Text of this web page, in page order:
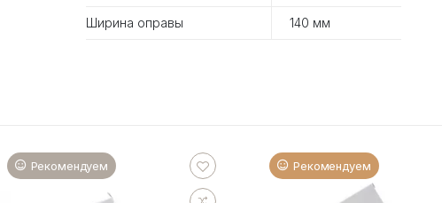
Ширина оправы 140 мм
Рекомендуем Рекомендуем